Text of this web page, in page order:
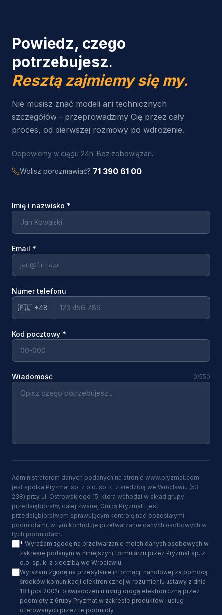
Powiedz, czego
potrzebujesz.
Resztą zajmiemy się my.
Nie musisz znać modeli ani technicznych
szczegółów - przeprowadzimy Cię przez cały
proces, od pierwszej rozmowy po wdrożenie.
Odpowiemy w ciągu 24h. Bez zobowiązań.
Wolisz porozmawiać? 71 390 61 00
Imię i nazwisko *
Email *
Numer telefonu
🇵🇱 +48
Kod pocztowy *
Wiadomość 0/550
Administratorem danych podanych na stronie www.pryzmat.com
jest spółka Pryzmat sp. z o.o. sp. k. z siedzibą we Wrocławiu (53-
238) przy ul. Ostrowskiego 15, która wchodzi w skład grupy
przedsiębiorstw, dalej zwanej Grupą Pryzmat i jest
przedsiębiorstwem sprawującym kontrolę nad pozostałymi
podmiotami, w tym kontroluje przetwarzanie danych osobowych w
tych podmiotach.
* Wyrażam zgodę na przetwarzanie moich danych osobowych w
zakresie podanym w niniejszym formularzu przez Pryzmat sp. z
o.o. sp. k. z siedzibą we Wrocławiu.
Wyrażam zgodę na przesyłanie informacji handlowej za pomocą
środków komunikacji elektronicznej w rozumieniu ustawy z dnia
18 lipca 2002r. o świadczeniu usług drogą elektroniczną przez
podmioty z Grupy Pryzmat w zakresie produktów i usług
oferowanych przez te podmioty.